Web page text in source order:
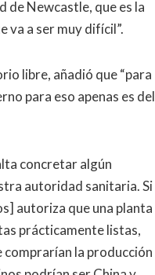
de Newcastle, que es la
va a ser muy difícil”.
libre, añadió que “para
para eso apenas es del
concretar algún
autoridad sanitaria. Si
autoriza que una planta
prácticamente listas,
comprarían la producción